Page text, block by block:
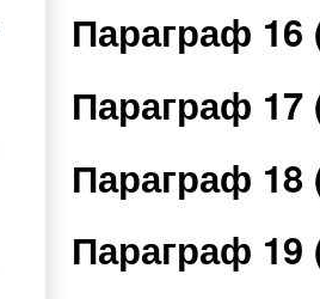
Параграф
Параграф
Параграф
Параграф